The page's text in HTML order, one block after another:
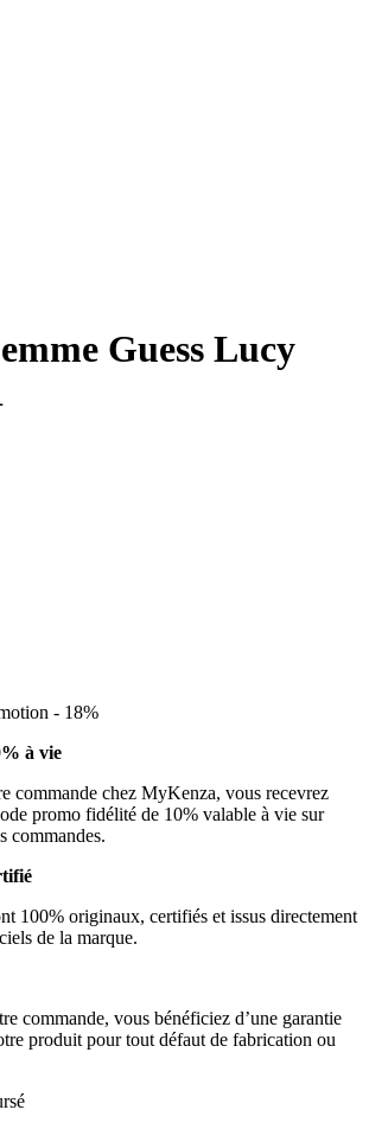
Guess Lucy
- 18%
à vie
commande chez MyKenza, vous recevrez
promo fidélité de 10% valable à vie sur
commandes.
100% originaux, certifiés et issus directement
de la marque.
commande, vous bénéficiez d’une garantie
produit pour tout défaut de fabrication ou